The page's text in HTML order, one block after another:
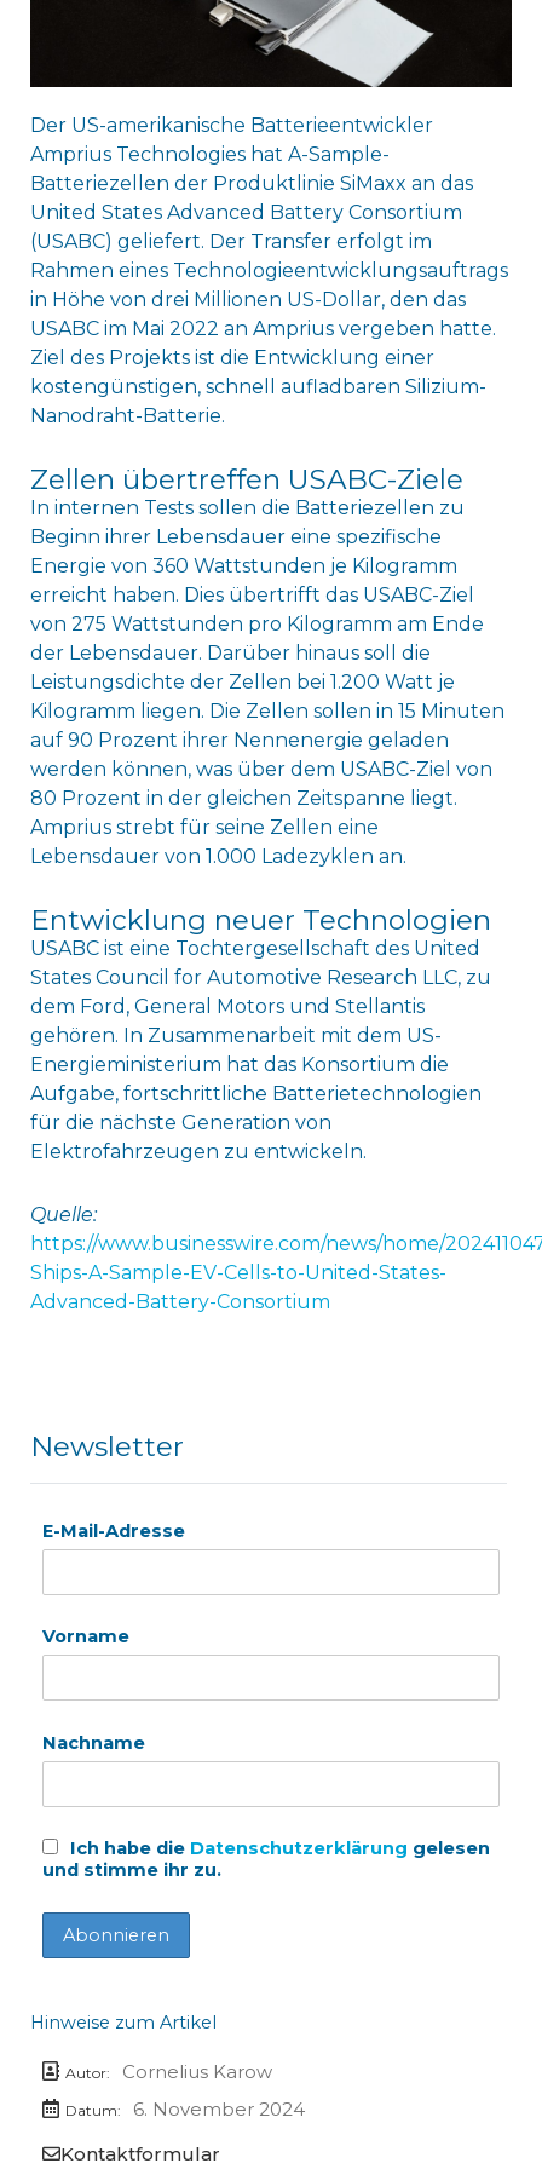
Der US-amerikanische Batterieentwickler
Amprius Technologies hat A-Sample-
Batteriezellen der Produktlinie SiMaxx an das
United States Advanced Battery Consortium
(USABC) geliefert. Der Transfer erfolgt im
Rahmen eines Technologieentwicklungsauftrags
in Höhe von drei Millionen US-Dollar, den das
USABC im Mai 2022 an Amprius vergeben hatte.
Ziel des Projekts ist die Entwicklung einer
kostengünstigen, schnell aufladbaren Silizium-
Nanodraht-Batterie.
Zellen übertreffen USABC-Ziele
In internen Tests sollen die Batteriezellen zu
Beginn ihrer Lebensdauer eine spezifische
Energie von 360 Wattstunden je Kilogramm
erreicht haben. Dies übertrifft das USABC-Ziel
von 275 Wattstunden pro Kilogramm am Ende
der Lebensdauer. Darüber hinaus soll die
Leistungsdichte der Zellen bei 1.200 Watt je
Kilogramm liegen. Die Zellen sollen in 15 Minuten
auf 90 Prozent ihrer Nennenergie geladen
werden können, was über dem USABC-Ziel von
80 Prozent in der gleichen Zeitspanne liegt.
Amprius strebt für seine Zellen eine
Lebensdauer von 1.000 Ladezyklen an.
Entwicklung neuer Technologien
USABC ist eine Tochtergesellschaft des United
States Council for Automotive Research LLC, zu
dem Ford, General Motors und Stellantis
gehören. In Zusammenarbeit mit dem US-
Energieministerium hat das Konsortium die
Aufgabe, fortschrittliche Batterietechnologien
für die nächste Generation von
Elektrofahrzeugen zu entwickeln.
Quelle:
https://www.businesswire.com/news/home/
Ships-A-Sample-EV-Cells-to-United-States-
Advanced-Battery-Consortium
Newsletter
E-Mail-Adresse
Vorname
Nachname
Ich habe die Datenschutzerklärung gelesen
und stimme ihr zu.
Hinweise zum Artikel
Autor: Cornelius Karow
Datum:
6. November 2024
Kontaktformular